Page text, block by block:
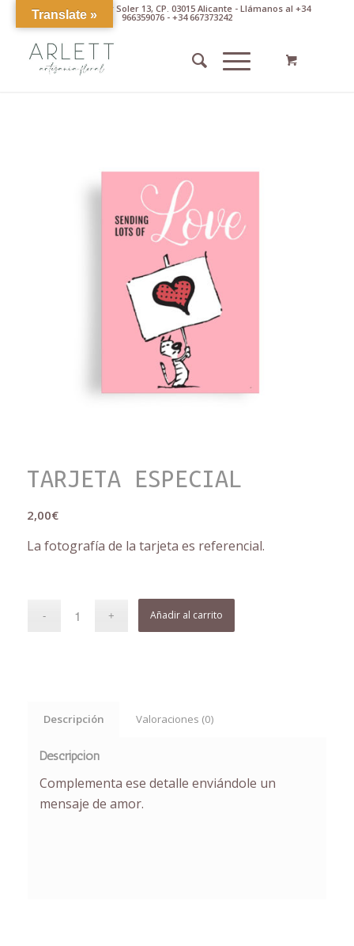
Av. Pintor Xavier Soler 13, CP. 03015 Alicante - Llámanos al +34
966359076 - +34 667373242
TARJETA ESPECIAL
2,00€
La fotografía de la tarjeta es referencial.
Añadir al carrito
Descripción Valoraciones (0)
Descripción
Complementa ese detalle enviándole un
mensaje de amor.
Translate »